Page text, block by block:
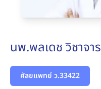
นพ.พลเดช วิชาจา
ศัลยแพทย์ ว.33422